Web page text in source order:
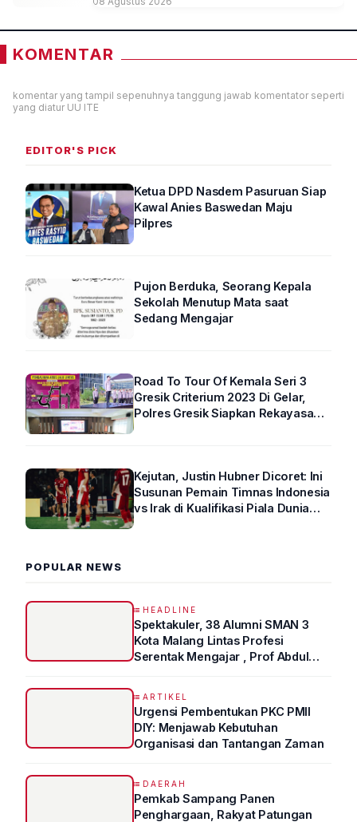
KOMENTAR
komentar yang tampil sepenuhnya tanggung jawab komentator seperti
yang diatur UU ITE
EDITOR'S PICK
Ketua DPD Nasdem Pasuruan Siap
Kawal Anies Baswedan Maju
Pilpres
Pujon Berduka, Seorang Kepala
Sekolah Menutup Mata saat
Sedang Mengajar
Road To Tour Of Kemala Seri 3
Gresik Criterium 2023 Di Gelar,
Polres Gresik Siapkan Rekayasa
Kejutan, Justin Hubner Dicoret: Ini
Susunan Pemain Timnas Indonesia
vs Irak di Kualifikasi Piala Dunia
POPULAR NEWS
HEADLINE
Spektakuler, 38 Alumni SMAN 3
Kota Malang Lintas Profesi
Serentak Mengajar , Prof Abdul
ARTIKEL
Urgensi Pembentukan PKC PMII
DIY: Menjawab Kebutuhan
Organisasi dan Tantangan Zaman
DAERAH
Pemkab Sampang Panen
Penghargaan, Rakyat Patungan